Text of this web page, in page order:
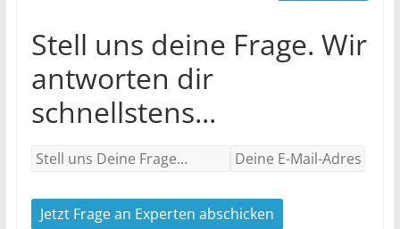
Stell uns deine Frage. Wir
antworten dir
schnellstens...
Jetzt Frage an Experten abschicken